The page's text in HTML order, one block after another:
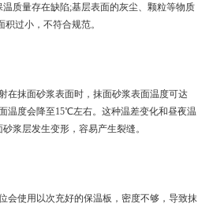
质量存在缺陷;基层表面的灰尘、颗粒等物质
过小，不符合规范。
抹面砂浆表面时，抹面砂浆表面温度可达
温度会降至15℃左右。这种温差变化和昼夜温
浆层发生变形，容易产生裂缝。
使用以次充好的保温板，密度不够，导致抹